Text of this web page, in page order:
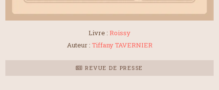
Livre : Roissy
Auteur : Tiffany TAVERNIER
REVUE DE PRESSE